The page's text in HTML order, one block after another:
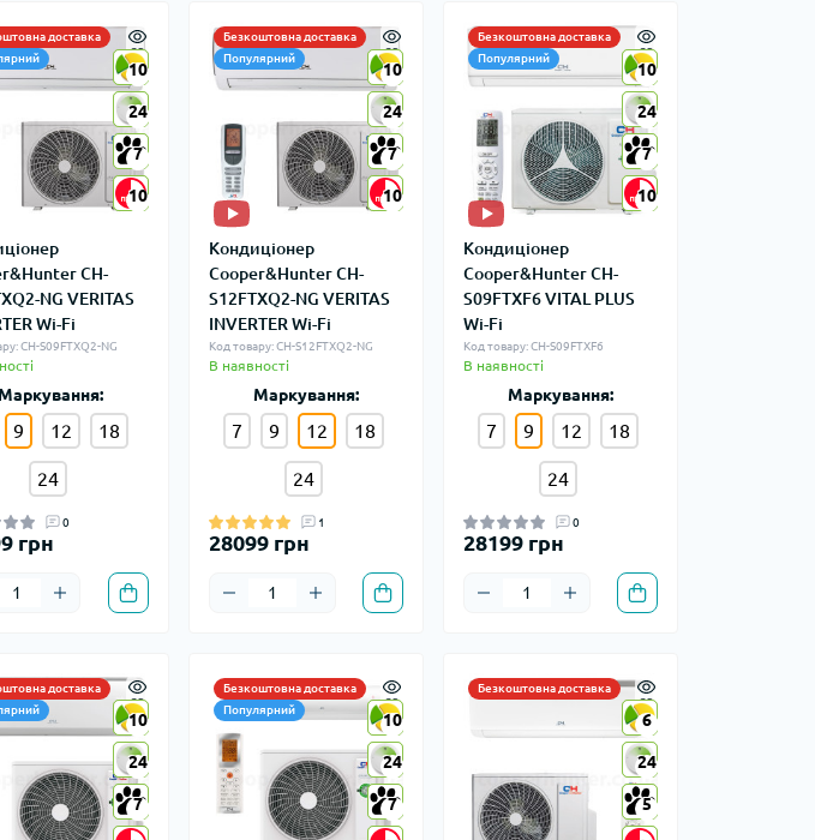
доставка
10
24
7
10
10
24
7
10
CH-
NG VERITAS
Wi-Fi
CH-S09FTXQ2-NG
Маркування:
9 12 18
24
0
грн
Безкоштовна доставка
Популярний
10
24
7
10
10
24
7
10
Кондиціонер
Cooper&Hunter CH-
S12FTXQ2-NG VERITAS
INVERTER Wi-Fi
Код товару: CH-S12FTXQ2-NG
В наявності
Маркування:
7 9 12 18
24
1
28099 грн
Безкоштовна доставка
Популярний
10
24
7
10
10
24
7
10
Кондиціонер
Cooper&Hunter CH-
S09FTXF6 VITAL PLUS
Wi-Fi
Код товару: CH-S09FTXF6
В наявності
Маркування:
7 9 12 18
24
0
28199 грн
доставка
10
24
7
10
24
7
Безкоштовна доставка
Популярний
10
24
7
10
24
7
Безкоштовна доставка
6
24
5
6
24
5